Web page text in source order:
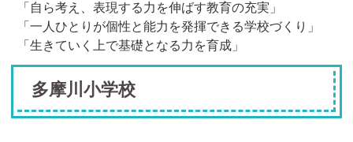
「自ら考え、表現する力を伸ばす教育の充実」
「一人ひとりが個性と能力を発揮できる学校づくり」
「生きていく上で基礎となる力を育成」
多摩川小学校